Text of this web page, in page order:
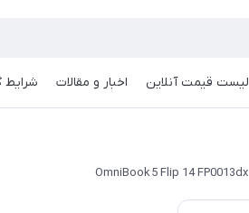
لیست قیمت آنلاین اخبار و مقالات شرایط